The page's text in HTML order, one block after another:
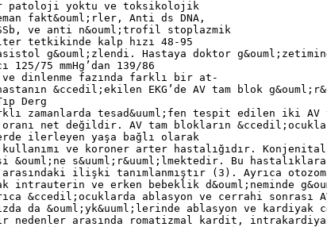
yoktu ve toksikolojik
fakt&ouml;rler, Anti ds DNA,
ve anti n&ouml;trofil stoplazmik
tetkikinde kalp hızı 48-95
g&ouml;zlendi. Hastaya doktor
75 mmHg’dan 139/86
ve dinlenme fazında farklı bir at-
&ccedil;ekilen EKG’de AV tam blok
Derg
zamanlarda tesad&uuml;fen tespit edilen iki AV
net değildir. AV tam blokların
ilerleyen yaşa bağlı olarak
ve koroner arter hastalığıdır.
s&uuml;r&uuml;lmektedir. Bu
ilişki tanımlanmıştır (3). Ayrıca
ve erken bebeklik d&ouml;neminde
&ccedil;ocuklarda ablasyon ve cerrahi sonrası
da &ouml;yk&uuml;lerinde ablasyon ve
nedenler arasında romatizmal kardit,